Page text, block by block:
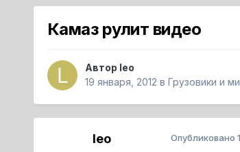
Камаз рулит видео
Автор leo
19 января, 2012 в Грузовики и
leo Опубликовано